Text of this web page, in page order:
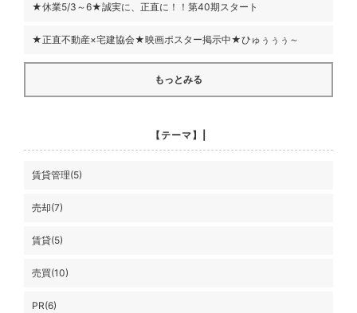
★休業5/3～6★誠実に、正直に！！第40期スタート
★正直不動産×宅建協会★映画ポスター掲示中★ひゅぅぅぅ～
もっとみる
【テーマ】|
賃貸管理(5)
売却(7)
賃貸(5)
売買(10)
PR(6)